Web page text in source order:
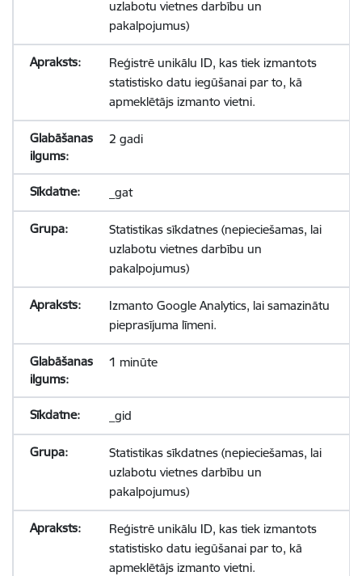
uzlabotu vietnes darbību un
pakalpojumus)
Reģistrē unikālu ID, kas tiek izmantots
statistisko datu iegūšanai par to, kā
apmeklētājs izmanto vietni.
2 gadi
_gat
Statistikas sīkdatnes (nepieciešamas, lai
uzlabotu vietnes darbību un
pakalpojumus)
Izmanto Google Analytics, lai samazinātu
pieprasījuma līmeni.
1 minūte
_gid
Statistikas sīkdatnes (nepieciešamas, lai
uzlabotu vietnes darbību un
pakalpojumus)
Reģistrē unikālu ID, kas tiek izmantots
statistisko datu iegūšanai par to, kā
apmeklētājs izmanto vietni.